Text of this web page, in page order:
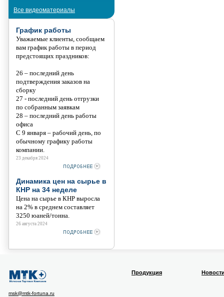
Все видеоматериалы
График работы
Уважаемые клиенты, сообщаем
вам график работы в период
предстоящих праздников:
26 – последний день
подтверждения заказов на
сборку
27 - последний день отгрузки
по собранным заявкам
28 – последний день работы
офиса
С 9 января – рабочий день, по
обычному графику работы
компании.
23 декабря 2024
Динамика цен на сырье в
КНР на 34 неделе
Цена на сырье в КНР выросла
на 2% в среднем составляет
3250 юаней/тонна.
26 августа 2024
msk@mtk-fortuna.ru
Продукция